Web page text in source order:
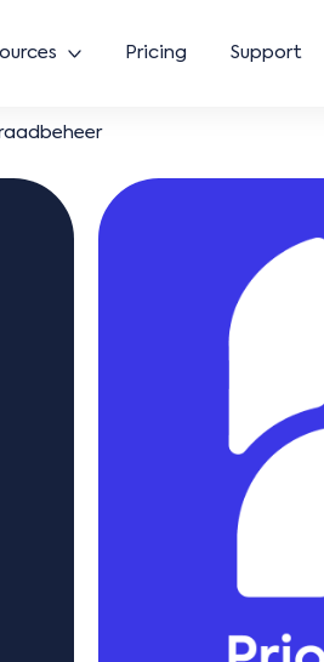
Pricing Support